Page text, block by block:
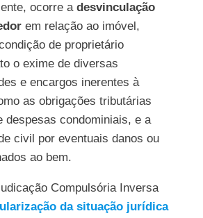
ocorre a desvinculação
em relação ao imóvel,
de proprietário
o exime de diversas
e encargos inerentes à
as obrigações tributárias
despesas condominiais, e a
civil por eventuais danos ou
ao bem.
Compulsória Inversa
da situação jurídica